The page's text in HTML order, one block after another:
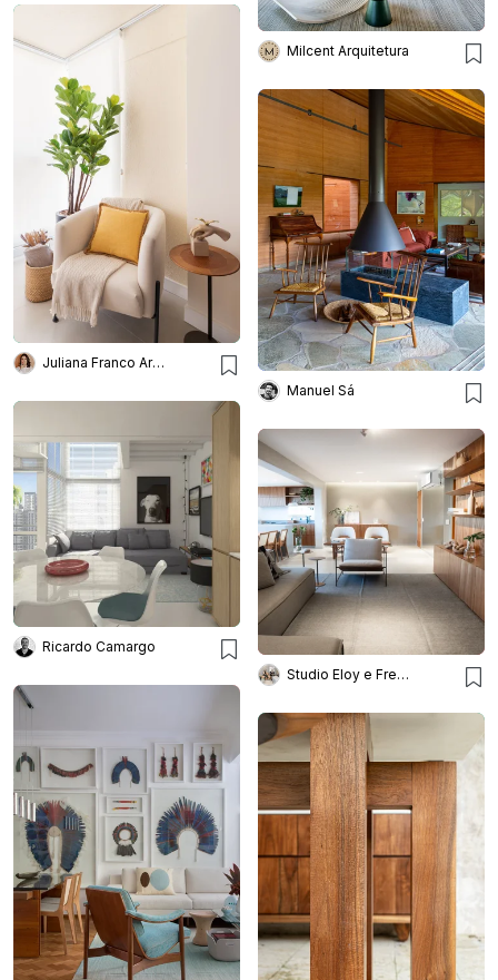
Milcent Arquitetura
Juliana Franco Arquitetura e Interiores
Manuel Sá
Ricardo Camargo
Studio Eloy e Freitas Arquitetura